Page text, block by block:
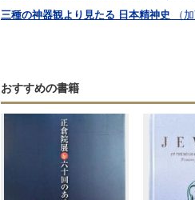
三種の神器観より見たる 日本精神史
（
おすすめの書籍